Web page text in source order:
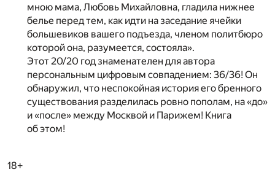
мною мама, Любовь Михайловна, гладила нижнее
белье перед тем, как идти на заседание ячейки
большевиков вашего подъезда, членом политбюро
которой она, разумеется, состояла».
Этот 20/20 год знаменателен для автора
персональным цифровым совпадением: 36/36! Он
обнаружил, что неспокойная история его бренного
существования разделилась ровно пополам, на «до»
и «после» между Москвой и Парижем! Книга
об этом!
18+